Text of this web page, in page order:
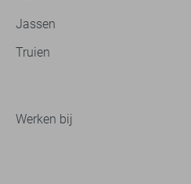
Jassen
Truien
Werken bij